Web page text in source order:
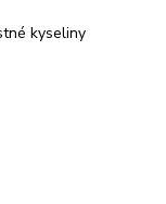
kyseliny